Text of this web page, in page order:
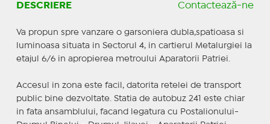
DESCRIERE Contactează-ne
Va propun spre vanzare o garsoniera dubla,spatioasa si
luminoasa situata in Sectorul 4, in cartierul Metalurgiei la
etajul 6/6 in apropierea metroului Aparatorii Patriei.
Accesul in zona este facil, datorita retelei de transport
public bine dezvoltate. Statia de autobuz 241 este chiar
in fata ansamblului, facand legatura cu Postalionului-